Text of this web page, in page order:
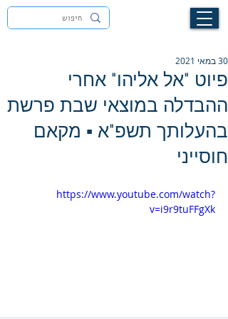
פיוט "אל אליהו" אחרי
ההבדלה במוצאי שבת פרשת
בהעלותך תשפ"א ▪︎ מקאם
חוסייני
30 במאי 2021
https://www.youtube.com/watch?
v=i9r9tuFFgXk